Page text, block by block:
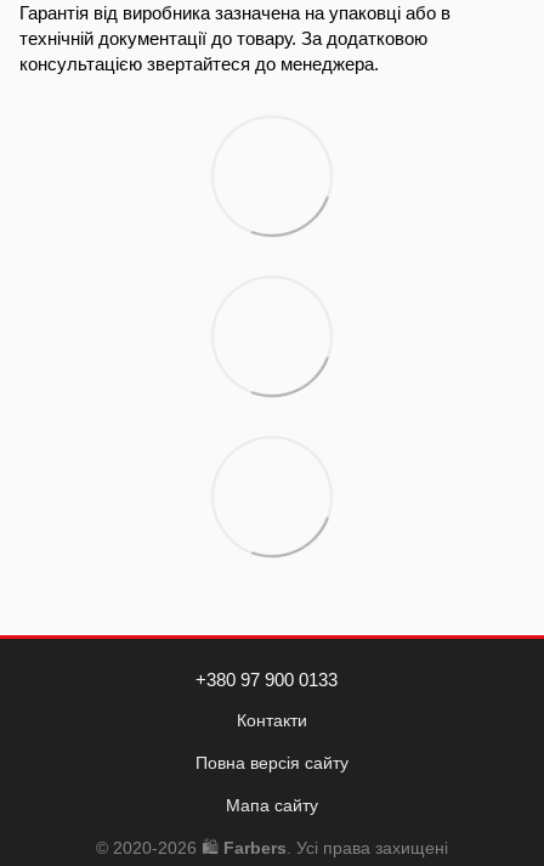
Гарантія від виробника зазначена на упаковці або в
технічній документації до товару. За додатковою
консультацією звертайтеся до менеджера.
+380 97 900 0133
Контакти
Повна версія сайту
Мапа сайту
© 2020-2026 🛍️ Farbers . Усі права захищені